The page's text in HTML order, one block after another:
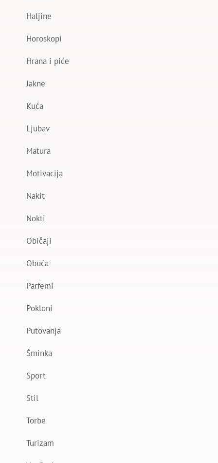
Haljine
Horoskopi
Hrana i piće
Jakne
Kuća
Ljubav
Matura
Motivacija
Nakit
Nokti
Običaji
Obuća
Parfemi
Pokloni
Putovanja
Šminka
Sport
Stil
Torbe
Turizam